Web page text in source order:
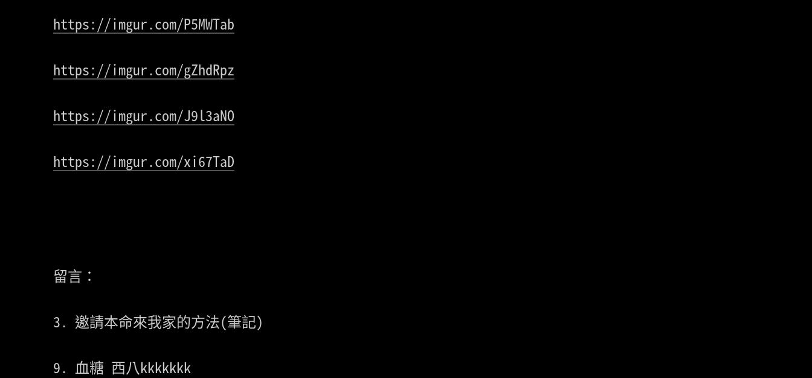
https://imgur.com/P5MWTab
https://imgur.com/gZhdRpz
https://imgur.com/J9l3aNO
https://imgur.com/xi67TaD
留言：
3. 邀請本命來我家的方法(筆記)
9. 血糖 西八kkkkkkk